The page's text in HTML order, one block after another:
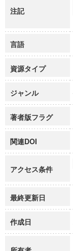
注記
言語
資源タイプ
ジャンル
著者版フラグ
関連DOI
アクセス条件
最終更新日
作成日